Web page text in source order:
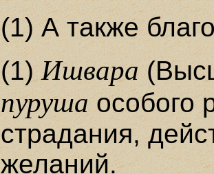
(1) А также
(1)Ишвара
пуруша особого
страдания,
желаний.